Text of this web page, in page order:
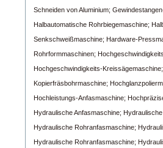
Schneiden von Aluminium;
Halbautomatische Rohrbiegemaschine;
Senkschweißmaschine; Hardware-
Rohrformmaschinen;
Hochgeschwindigkeits-Kreissägemaschine;
Kopierfräsbohrmaschine;
Hochleistungs-Anfasmaschine;
Hydraulische Anfasmaschine;
Hydraulische Rohranfasmaschine;
Hydraulische Rohranfasmaschine;